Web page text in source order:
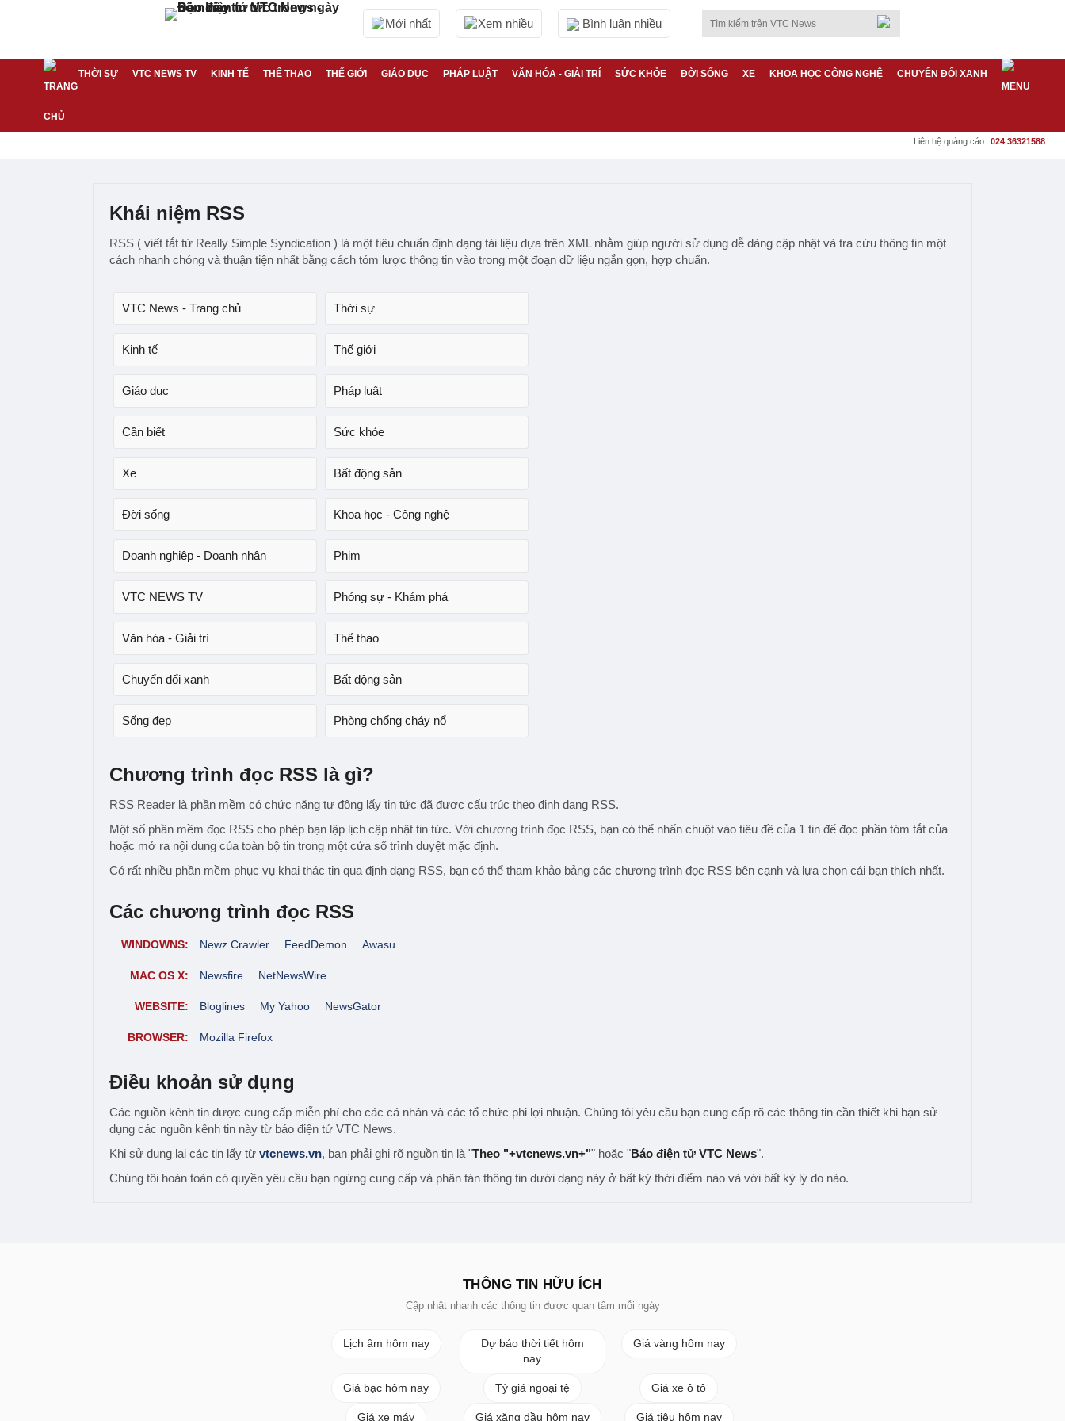
Mới nhất Xem nhiều Bình luận nhiều
THỜI SỰ VTC NEWS TV KINH TẾ THỂ THAO THẾ GIỚI GIÁO DỤC PHÁP LUẬT VĂN HÓA - GIẢI TRÍ SỨC KHỎE ĐỜI SỐNG XE KHOA HỌC CÔNG NGHỆ CHUYỂN ĐỔI XANH
Liên hệ quảng cáo: 024 36321588
Khái niệm RSS
RSS ( viết tắt từ Really Simple Syndication ) là một tiêu chuẩn định dạng tài liệu dựa trên XML nhằm giúp người sử dụng dễ dàng cập nhật và tra cứu thông tin một
cách nhanh chóng và thuận tiện nhất bằng cách tóm lược thông tin vào trong một đoạn dữ liệu ngắn gọn, hợp chuẩn.
VTC News - Trang chủ Thời sự
Kinh tế Thế giới
Giáo dục Pháp luật
Cần biết Sức khỏe
Xe Bất động sản
Đời sống Khoa học - Công nghệ
Doanh nghiệp - Doanh nhân Phim
VTC NEWS TV Phóng sự - Khám phá
Văn hóa - Giải trí Thể thao
Chuyển đổi xanh Bất động sản
Sống đẹp Phòng chống cháy nổ
Chương trình đọc RSS là gì?
RSS Reader là phần mềm có chức năng tự động lấy tin tức đã được cấu trúc theo định dạng RSS.
Một số phần mềm đọc RSS cho phép bạn lập lịch cập nhật tin tức. Với chương trình đọc RSS, bạn có thể nhấn chuột vào tiêu đề của 1 tin để đọc phần tóm tắt của
hoặc mở ra nội dung của toàn bộ tin trong một cửa sổ trình duyệt mặc định.
Có rất nhiều phần mềm phục vụ khai thác tin qua định dạng RSS, bạn có thể tham khảo bảng các chương trình đọc RSS bên cạnh và lựa chọn cái bạn thích nhất.
Các chương trình đọc RSS
WINDOWNS: Newz Crawler FeedDemon Awasu
MAC OS X: Newsfire NetNewsWire
WEBSITE: Bloglines My Yahoo NewsGator
BROWSER: Mozilla Firefox
Điều khoản sử dụng
Các nguồn kênh tin được cung cấp miễn phí cho các cá nhân và các tổ chức phi lợi nhuận. Chúng tôi yêu cầu bạn cung cấp rõ các thông tin cần thiết khi bạn sử
dụng các nguồn kênh tin này từ báo điện tử VTC News.
Khi sử dụng lại các tin lấy từ vtcnews.vn, bạn phải ghi rõ nguồn tin là "Theo "+vtcnews.vn+"" hoặc "Báo điện tử VTC News".
Chúng tôi hoàn toàn có quyền yêu cầu bạn ngừng cung cấp và phân tán thông tin dưới dạng này ở bất kỳ thời điểm nào và với bất kỳ lý do nào.
THÔNG TIN HỮU ÍCH
Cập nhật nhanh các thông tin được quan tâm mỗi ngày
Lịch âm hôm nay
Dự báo thời tiết hôm
nay
Giá vàng hôm nay
Giá bạc hôm nay Tỷ giá ngoại tệ Giá xe ô tô
Giá xe máy Giá xăng dầu hôm nay Giá tiêu hôm nay